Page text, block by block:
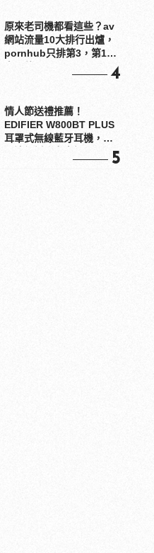
原來老司機都看這些？av
網站流量10大排行出爐，
pornhub只排第3，第1名
4
情人節送禮推薦！
EDIFIER W800BT PLUS
耳罩式無線藍牙耳機，在
5